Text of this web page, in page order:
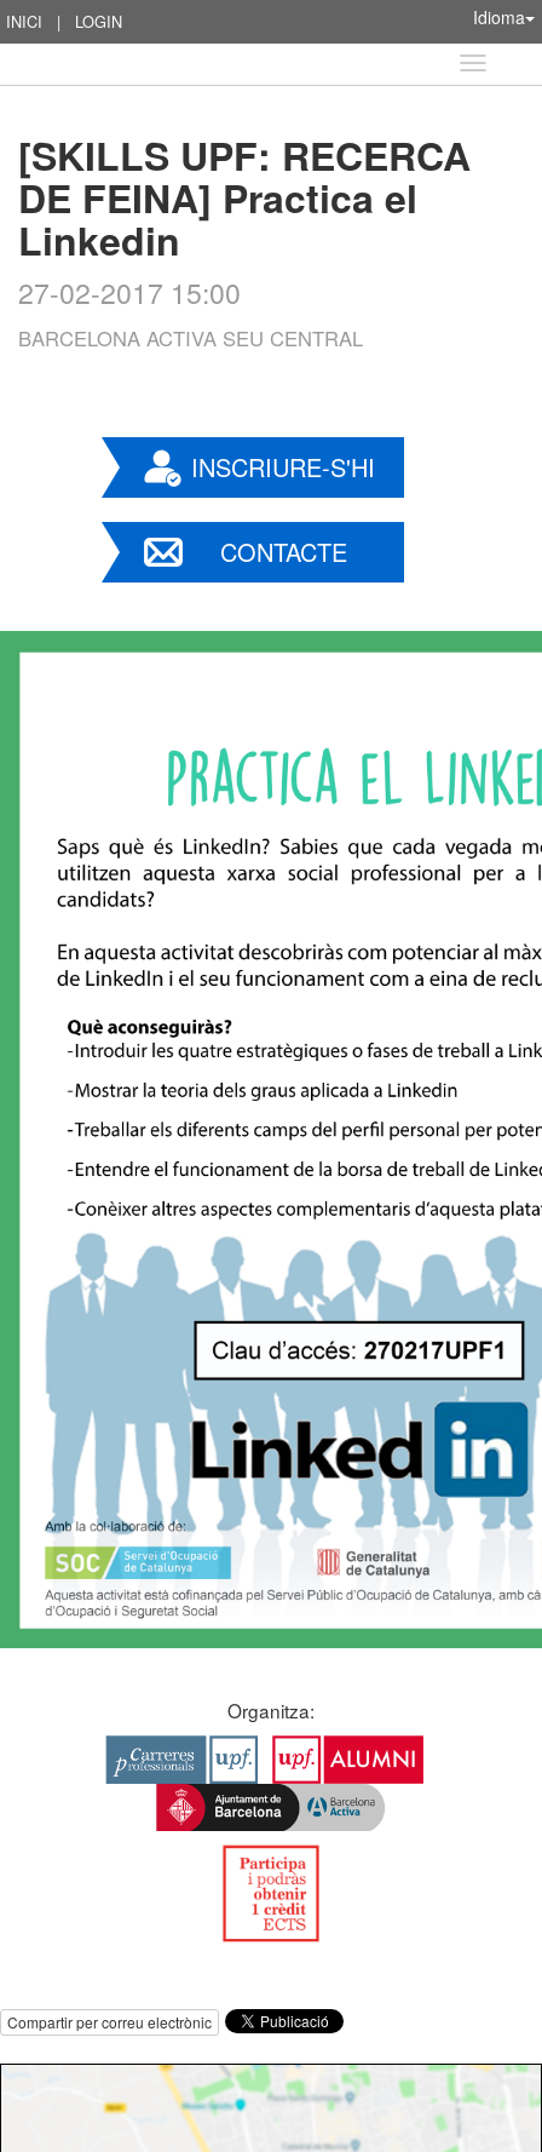
INICI | LOGIN Idioma
Idioma
[SKILLS UPF: RECERCA
DE FEINA] Practica el
Linkedin
27-02-2017 15:00
BARCELONA ACTIVA SEU CENTRAL
INSCRIURE-S'HI
CONTACTE
Organitza:
Compartir per correu electrònic